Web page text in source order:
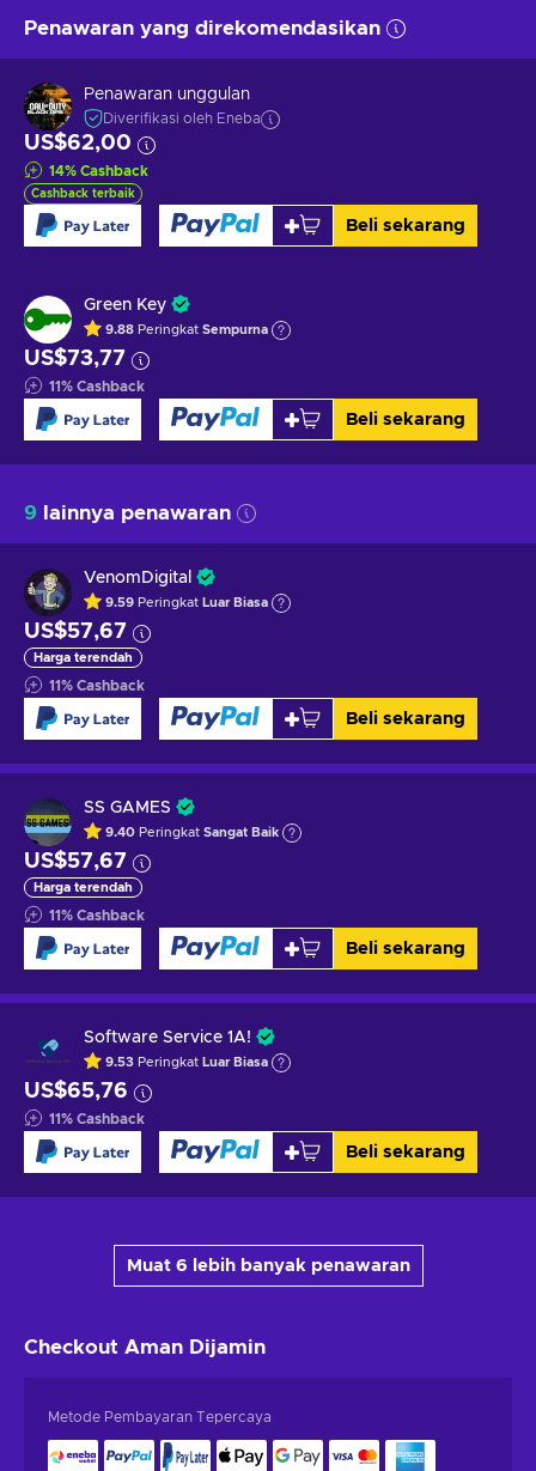
Penawaran yang direkomendasikan
Penawaran unggulan
Diverifikasi oleh Eneba
US$62,00
14% Cashback
Cashback terbaik
Beli sekarang
Green Key
9.88 Peringkat Sempurna
US$73,77
11% Cashback
Beli sekarang
9 lainnya penawaran
VenomDigital
9.59 Peringkat Luar Biasa
US$57,67
Harga terendah
11% Cashback
Beli sekarang
SS GAMES
9.40 Peringkat Sangat Baik
US$57,67
Harga terendah
11% Cashback
Beli sekarang
Software Service 1A!
9.53 Peringkat Luar Biasa
US$65,76
11% Cashback
Beli sekarang
Muat 6 lebih banyak penawaran
Checkout Aman Dijamin
Metode Pembayaran Tepercaya